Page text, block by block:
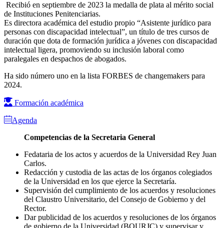
Recibió en septiembre de 2023 la medalla de plata al mérito social
de Instituciones Penitenciarias.
Es directora académica del estudio propio “Asistente jurídico para
personas con discapacidad intelectual”, un título de tres cursos de
duración que dota de formación jurídica a jóvenes con discapacidad
intelectual ligera, promoviendo su inclusión laboral como
paralegales en despachos de abogados.
Ha sido número uno en la lista FORBES de changemakers para
2024.
Formación académica
Agenda
Competencias de la Secretaria General
Fedataria de los actos y acuerdos de la Universidad Rey Juan
Carlos.
Redacción y custodia de las actas de los órganos colegiados
de la Universidad en los que ejerce la Secretaría.
Supervisión del cumplimiento de los acuerdos y resoluciones
del Claustro Universitario, del Consejo de Gobierno y del
Rector.
Dar publicidad de los acuerdos y resoluciones de los órganos